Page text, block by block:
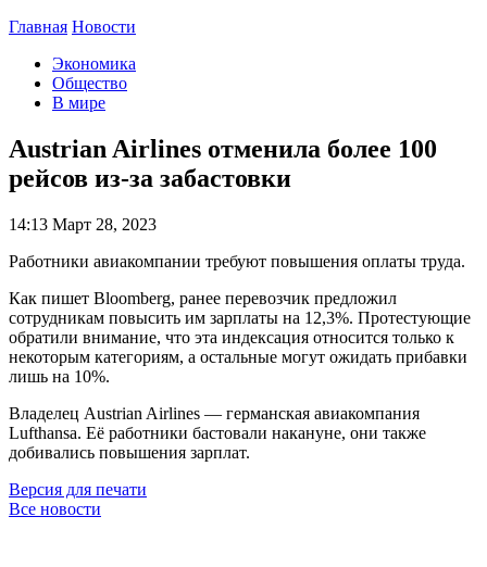
Главная Новости
Экономика
Общество
В мире
Austrian Airlines отменила более 100
рейсов из-за забастовки
14:13 Март 28, 2023
Работники авиакомпании требуют повышения оплаты труда.
Как пишет Bloomberg, ранее перевозчик предложил
сотрудникам повысить им зарплаты на 12,3%. Протестующие
обратили внимание, что эта индексация относится только к
некоторым категориям, а остальные могут ожидать прибавки
лишь на 10%.
Владелец Austrian Airlines — германская авиакомпания
Lufthansa. Её работники бастовали накануне, они также
добивались повышения зарплат.
Версия для печати
Все новости